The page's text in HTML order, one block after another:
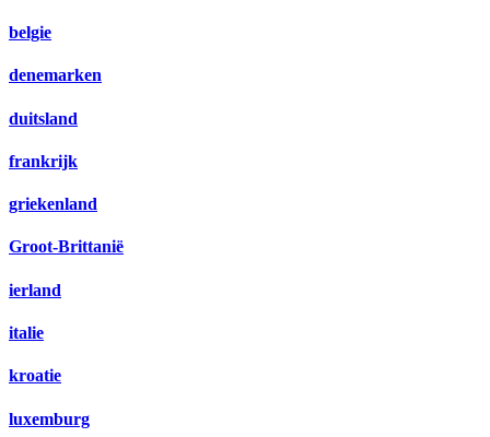
belgie
denemarken
duitsland
frankrijk
griekenland
Groot-Brittanië
ierland
italie
kroatie
luxemburg